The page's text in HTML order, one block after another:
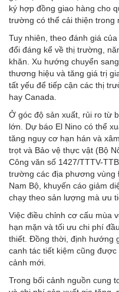
ký hợp đồng giao hàng cho
trường có thể cải thiện trong
Tuy nhiên, theo đánh giá
đổi đáng kể về thị trường,
khăn. Xu hướng chuyển
thương hiệu và tăng giá trị
tất yếu để tiếp cận các thị
hay Canada.
Ở góc độ sản xuất, rủi ro từ
lớn. Dự báo El Nino có thể
tăng nguy cơ hạn hán và
trọt và Bảo vệ thực vật (Bộ
Công văn số 1427/TTTV-
trường các địa phương
Nam Bộ, khuyến cáo giảm
chạy theo sản lượng mà ưu
Việc điều chỉnh cơ cấu mùa
hạn mặn và tối ưu chi phí
thiết. Đồng thời, định hướng
canh tác tiết kiệm cũng
cảnh mới.
Trong bối cảnh nguồn cung